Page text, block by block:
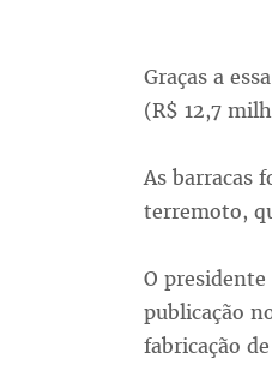
Graças a
(R$ 12,7
As barracas
terremoto,
O
publicação
fabricação